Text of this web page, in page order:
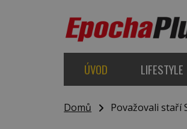
ÚVOD LIFESTYLE
Domů Považovali staří